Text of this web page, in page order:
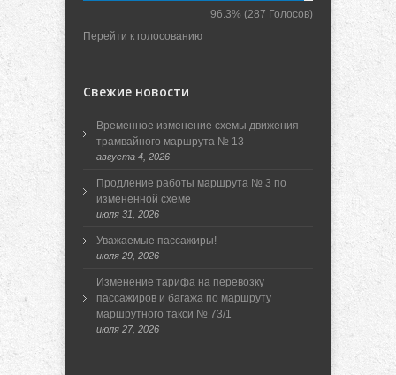
96.3% (287 Голосов)
Перейти к голосованию
Свежие новости
Временное изменение схемы движения
трамвайного маршрута № 13
августа 4, 2026
Продление работы маршрута № 3 по
измененной схеме
июля 31, 2026
Уважаемые пассажиры!
июля 29, 2026
Изменение тарифа на перевозку
пассажиров и багажа по маршруту
маршрутного такси № 73/1
июля 27, 2026